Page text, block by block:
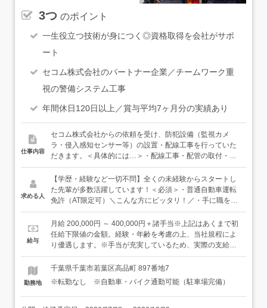
3つ のポイント
一生役立つ技術が身につく◎資格取得を会社がサポ
ート
セコム株式会社のパートナー企業／チームワーク重
視の警備システム工事
年間休日120日以上／賞与平均7ヶ月分の実績あり
仕事内容
セコム株式会社からの依頼を受け、防犯設備（監視カメ
ラ・侵入感知センサー等）の設置・配線工事を行っていた
だきます。＜具体的には…＞・配線工事・配管の取付・機
器の設置 など＜入社後は…＞まずは先輩社員に同行し、
道具の使い方や仕事の流れをマンツーマンで学びます。現
場は規模に応じて2～3名のチームで担当するため、わから
ないことはすぐに質問できる環境です。＜慣れてきたら…
い現場にも携わっていきます。焦らず一歩ずつ、着実にス
テップアップできる環境です。★国家資格の取得を会社で
全面サポート！電気工事士など国家資格の取得をサポー
役立つ資格を身につけられる環境です。
求める人
【学歴・経験など一切不問】全くの未経験からスタートし
た先輩が多数活躍しています！＜必須＞・普通自動車運転
免許（AT限定可）＼こんな方にピッタリ！／・手に職をつ
けて働きたい方・チームワークを大切にし、協力して働け
る方・安定した環境で、スキルを身につけたい方
給与
月給 200,000円 ～ 400,000円＋諸手当※上記はあくまで初
任給下限値の金額。経験・年齢を考慮の上、当社規程によ
り優遇します。※手当が充実しているため、実際の支給額
は、月給の額より大きくなるケースが多数あります。《モ
デル例（未経験入社）》・年収500万円（入社5年目）・年
収700万円（入社11年目）給与はコツコツ着実に上がって
いきます。入社15年を越えると年収800万円以上の社員
も！実力に見合った給与査定をしっかり行っています。
勤務地
千葉県千葉市若葉区高品町 897番地7
※転勤なし ※自動車・バイク通勤可能（駐車場完備）